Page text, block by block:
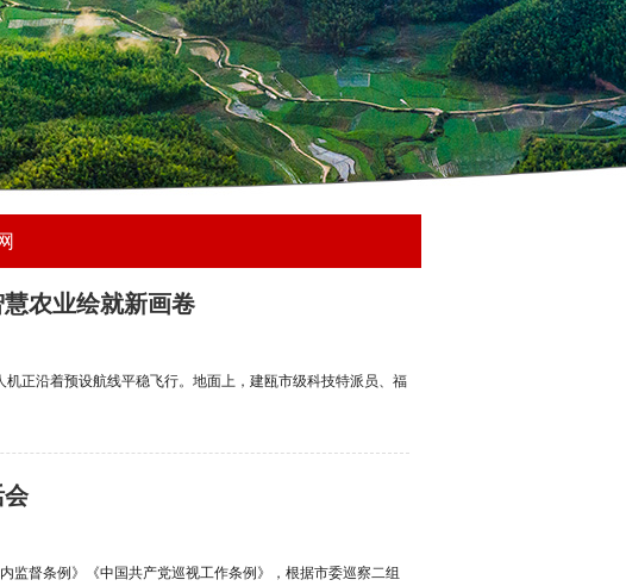
农业绘就新画卷
正沿着预设航线平稳飞行。地面上，建瓯市级科技特派员、福
会
监督条例》《中国共产党巡视工作条例》，根据市委巡察二组